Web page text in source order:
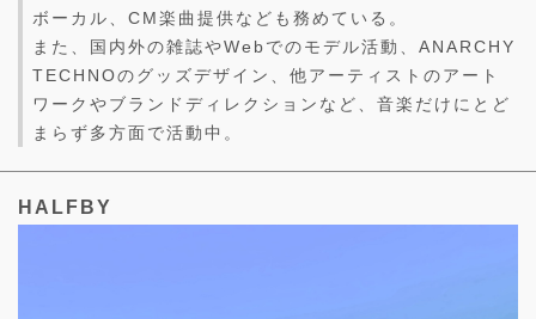
ボーカル、CM楽曲提供なども務めている。
また、国内外の雑誌やWebでのモデル活動、ANARCHY
TECHNOのグッズデザイン、他アーティストのアート
ワークやブランドディレクションなど、音楽だけにとど
まらず多方面で活動中。
HALFBY